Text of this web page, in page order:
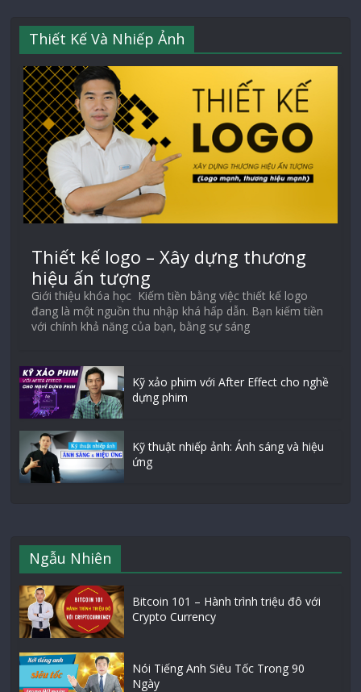
Thiết Kế Và Nhiếp Ảnh
Thiết kế logo – Xây dựng thương
hiệu ấn tượng
Giới thiệu khóa học Kiếm tiền bằng việc thiết kế logo
đang là một nguồn thu nhập khá hấp dẫn. Bạn kiếm tiền
với chính khả năng của bạn, bằng sự sáng
Kỹ xảo phim với After Effect cho nghề
dựng phim
Kỹ thuật nhiếp ảnh: Ánh sáng và hiệu
ứng
Ngẫu Nhiên
Bitcoin 101 – Hành trình triệu đô với
Crypto Currency
Nói Tiếng Anh Siêu Tốc Trong 90
Ngày